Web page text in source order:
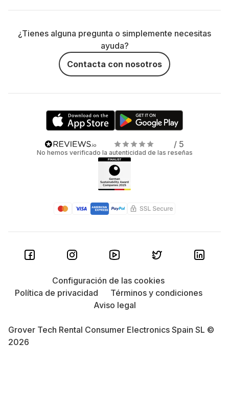
¿Tienes alguna pregunta o simplemente necesitas
ayuda?
Contacta con nosotros
/ 5
No hemos verificado la autenticidad de las reseñas
Grover Tech Rental Consumer Electronics Spain SL ©
2026
Configuración de las cookies
Política de privacidad
Términos y condiciones
Aviso legal